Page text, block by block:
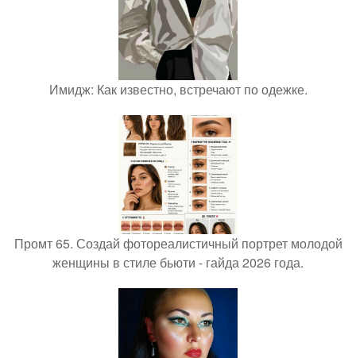
Имидж: Как известно, встречают по одежке.
Промт 65. Создай фотореалистичный портрет молодой
женщины в стиле бьюти - гайда 2026 года.